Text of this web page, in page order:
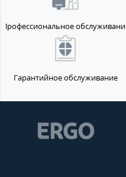
Профессиональное обслуживание
Гарантийное обслуживание